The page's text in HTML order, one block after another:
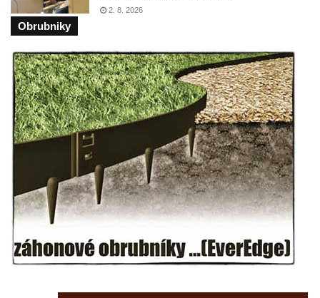
Vltavou
Márnice na hřbitově v Lužci nad Vltavou
Márnice na hřbitově v Hrobčicích
Kostel svatého Havla na hřbitově v
Hrobčicích
Kaple svatého Vavřince v Mirošovicích
Márnice na hřbitově v Račicích
Márnice na hřbitově v Dobříni
Kaple v Bezděkově
Kaple Nejsvětější Trojice v centru Liběšic
Výklenková kaple na rozcestí na jižním
okraji Liběšic
Kostel svaté Kateřiny v Chouči
2. 8. 2026
Obrubniky